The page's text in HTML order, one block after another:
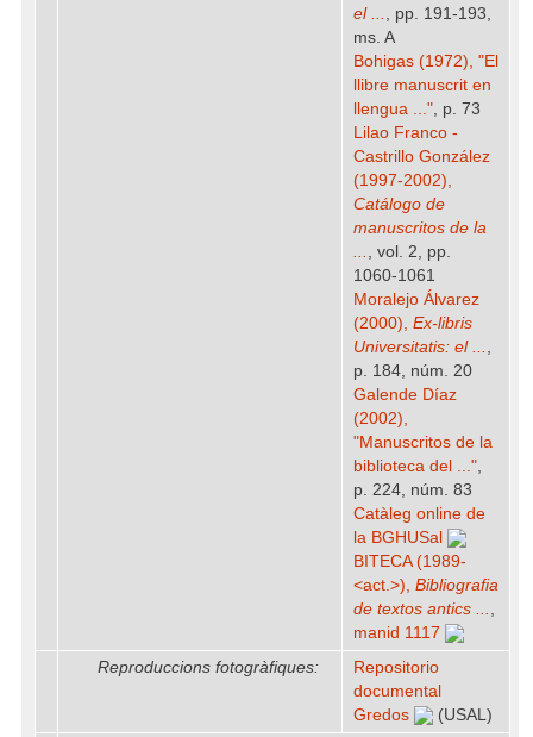
el ... , pp. 191-193,
ms. A
Bohigas (1972), "El
llibre manuscrit en
llengua ...", p. 73
Lilao Franco -
Castrillo González
(1997-2002),
Catálogo de
manuscritos de la
... , vol. 2, pp.
1060-1061
Moralejo Álvarez
(2000), Ex-libris
Universitatis: el ... ,
p. 184, núm. 20
Galende Díaz
(2002),
"Manuscritos de la
biblioteca del ...",
p. 224, núm. 83
Catàleg online de
la BGHUSal
BITECA (1989-
<act.>), Bibliografia
de textos antics ... ,
manid 1117
Reproduccions fotogràfiques:
Repositorio
documental
Gredos
(USAL)